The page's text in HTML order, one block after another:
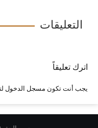
التعليقات
اترك تعليقاً
يجب أنت تكون مسجل الدخول